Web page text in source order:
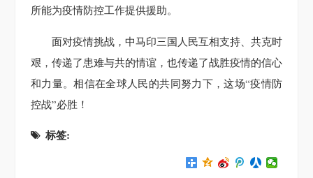
所能为疫情防控工作提供援助。
面对疫情挑战，中马印三国人民互相支持、共克时
艰，传递了患难与共的情谊，也传递了战胜疫情的信心
和力量。相信在全球人民的共同努力下，这场“疫情防
控战”必胜！
标签: